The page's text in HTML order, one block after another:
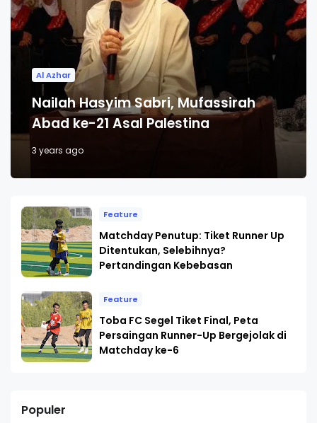
Al Azhar
Nailah Hasyim Sabri, Mufassirah
Abad ke-21 Asal Palestina
3 years ago
Feature
Matchday Penutup: Tiket Runner Up
Ditentukan, Selebihnya?
Pertandingan Kebebasan
Feature
Toba FC Segel Tiket Final, Peta
Persaingan Runner-Up Bergejolak di
Matchday ke-6
Populer